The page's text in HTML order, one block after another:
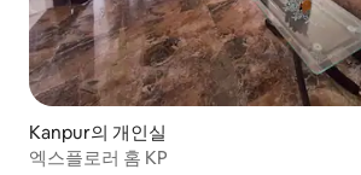
Kanpur의 개인실
엑스플로러 홈 KP